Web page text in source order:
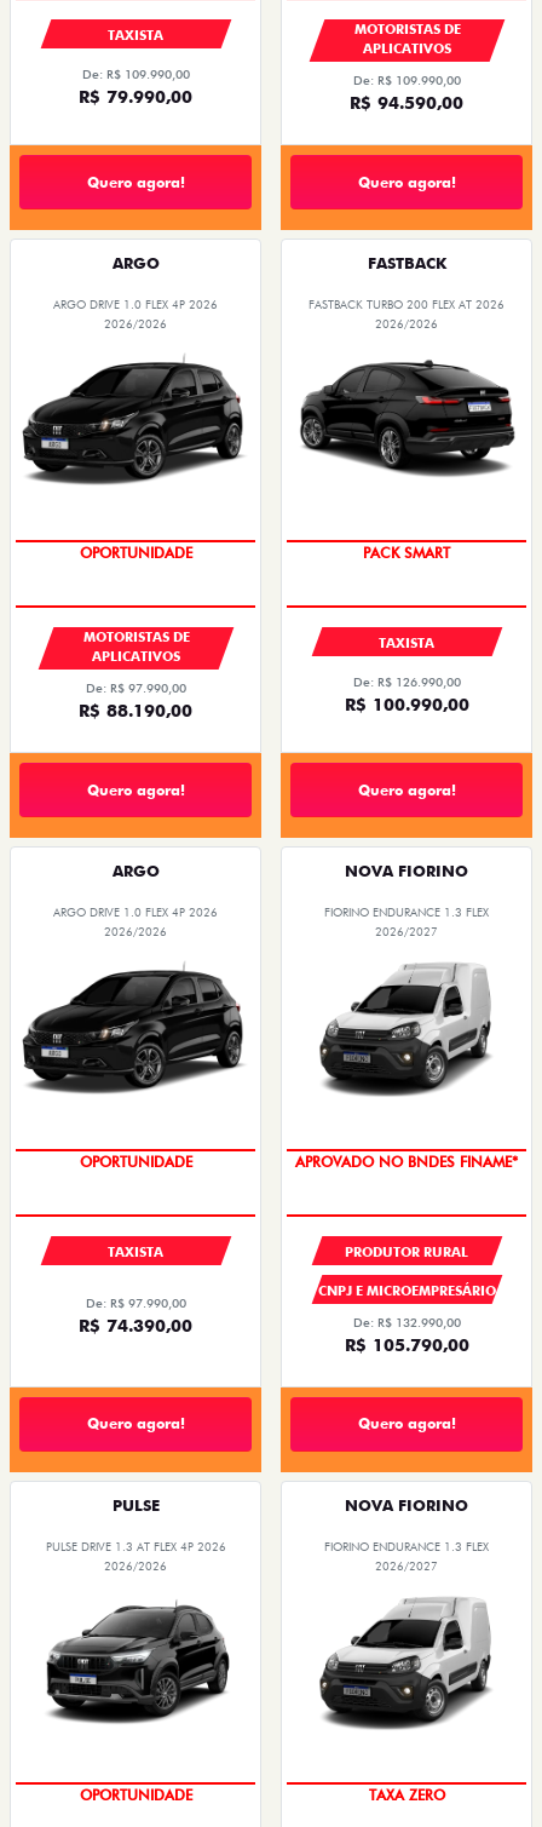
TAXISTA
De: R$ 109.990,00
R$ 79.990,00
Quero agora!
MOTORISTAS DE
APLICATIVOS
De: R$ 109.990,00
R$ 94.590,00
Quero agora!
ARGO
ARGO DRIVE 1.0 FLEX 4P 2026
2026/2026
OPORTUNIDADE
MOTORISTAS DE
APLICATIVOS
De: R$ 97.990,00
R$ 88.190,00
Quero agora!
FASTBACK
FASTBACK TURBO 200 FLEX AT 2026
2026/2026
PACK SMART
TAXISTA
De: R$ 126.990,00
R$ 100.990,00
Quero agora!
ARGO
ARGO DRIVE 1.0 FLEX 4P 2026
2026/2026
OPORTUNIDADE
TAXISTA
De: R$ 97.990,00
R$ 74.390,00
Quero agora!
NOVA FIORINO
FIORINO ENDURANCE 1.3 FLEX
2026/2027
APROVADO NO BNDES FINAME*
PRODUTOR RURAL
CNPJ E MICROEMPRESÁRIO
De: R$ 132.990,00
R$ 105.790,00
Quero agora!
PULSE
PULSE DRIVE 1.3 AT FLEX 4P 2026
2026/2026
OPORTUNIDADE
NOVA FIORINO
FIORINO ENDURANCE 1.3 FLEX
2026/2027
TAXA ZERO